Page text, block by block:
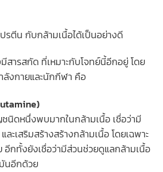
รตีน กับกล้ามเนื้อได้เป็นอย่างดี
สารสกัด ที่เหมาะกับโจทย์นี้อีกอยู่ โดย
ลังกายและนักกีฬา คือ
)
นิดหนึ่งพบมากในกล้ามเนื้อ เชื่อว่ามี
เสริมสร้างสร้างกล้ามเนื้อ โดยเฉพาะ
กทั้งยังเชื่อว่ามีส่วนช่วยดูแลกล้ามเนื้อ
นอีกด้วย